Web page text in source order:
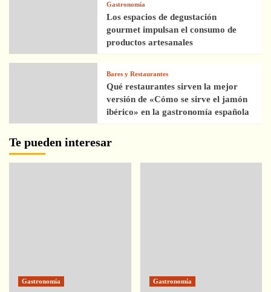
Gastronomía
Los espacios de degustación
gourmet impulsan el consumo de
productos artesanales
Bares y Restaurantes
Qué restaurantes sirven la mejor
versión de «Cómo se sirve el jamón
ibérico» en la gastronomía española
Te pueden interesar
Gastronomía Gastronomía